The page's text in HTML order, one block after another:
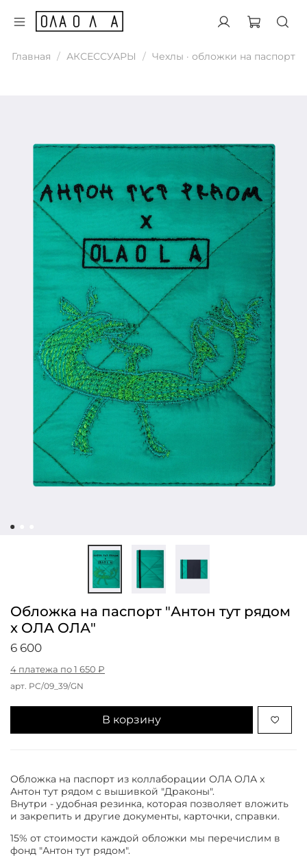
Главная АКСЕССУАРЫ Чехлы · обложки на паспорт
арт. PC/09_39/GN
Обложка на паспорт "Антон тут рядом
x ОЛА ОЛА"
6 600
4 платежа по 1 650 ₽
В корзину
Обложка на паспорт из коллаборации ОЛА ОЛА x
Антон тут рядом с вышивкой "Драконы".
Внутри - удобная резинка, которая позволяет вложить
и закрепить и другие документы, карточки, справки.
15% от стоимости каждой обложки мы перечислим в
фонд "Антон тут рядом".